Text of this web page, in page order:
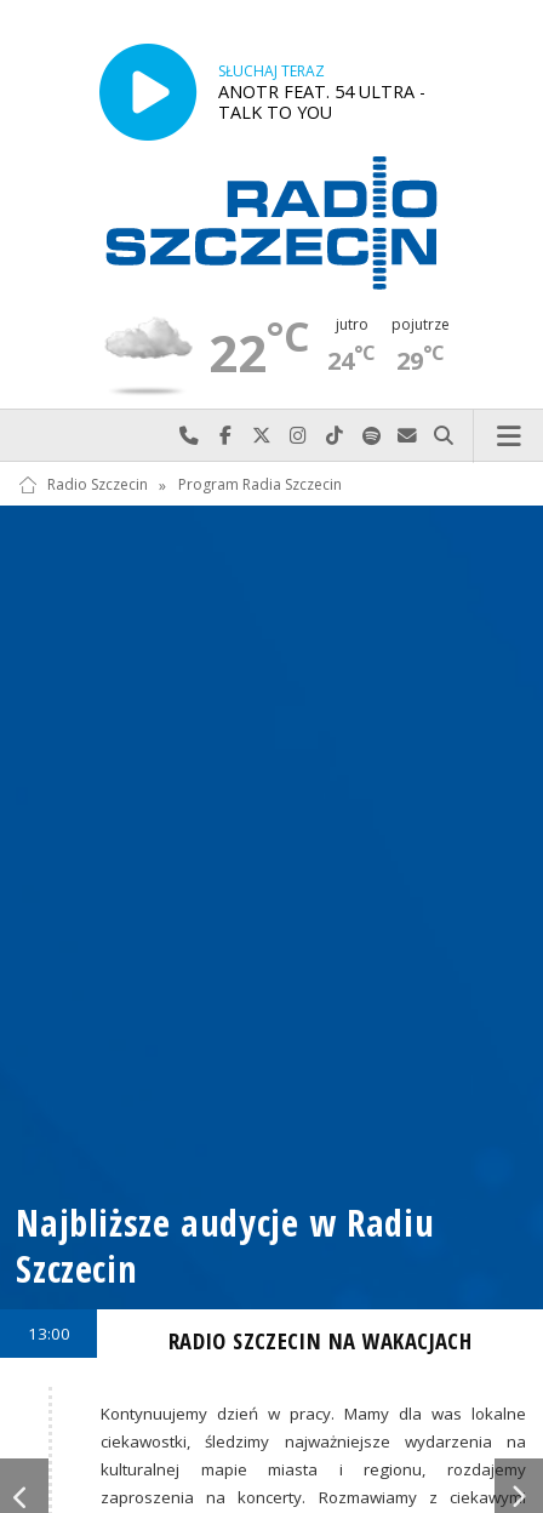
SŁUCHAJ TERAZ
ANOTR FEAT. 54 ULTRA -
TALK TO YOU
22°C jutro
24°C
pojutrze
29°C
Najlepiej po prostu do nas zadzwoń
Odwiedź nas na Facebook-u
Odwiedź nas na X
Odwiedź nas na Instagram-ie
Odwiedź nas na TikTok-u
Szukaj nas na Spotify
Wyślij do nas
Szukaj
Radio Szczecin » Program Radia Szczecin
Najbliższe audycje w Radiu
Szczecin
13:00 RADIO SZCZECIN NA WAKACJACH
Kontynuujemy dzień w pracy. Mamy dla was lokalne
ciekawostki, śledzimy najważniejsze wydarzenia na
kulturalnej mapie miasta i regionu, rozdajemy
zaproszenia na koncerty. Rozmawiamy z ciekawymi